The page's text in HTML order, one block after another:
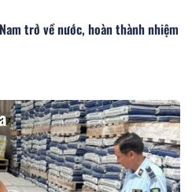
trở về nước, hoàn thành nhiệm